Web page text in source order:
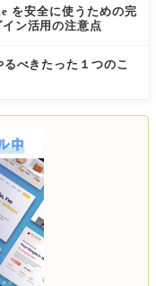
を安全に使うための完
ン活用の注意点
べきたった１つのこ